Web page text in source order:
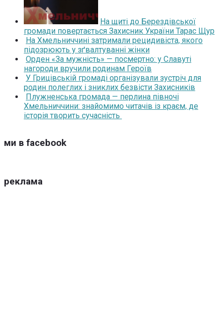
На щиті до Берездівської
громади повертається Захисник України Тарас Щур
На Хмельниччині затримали рецидивіста, якого
підозрюють у зґвалтуванні жінки
Орден «За мужність» — посмертно: у Славуті
нагороди вручили родинам Героїв
У Грицівській громаді організували зустріч для
родин полеглих і зниклих безвісти Захисників
Плужненська громада — перлина півночі
Хмельниччини: знайомимо читачів із краєм, де
історія творить сучасність
ми в facebook
реклама